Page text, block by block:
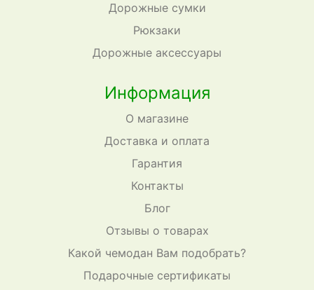
Дорожные сумки
Рюкзаки
Дорожные аксессуары
Информация
О магазине
Доставка и оплата
Гарантия
Контакты
Блог
Отзывы о товарах
Какой чемодан Вам подобрать?
Подарочные сертификаты